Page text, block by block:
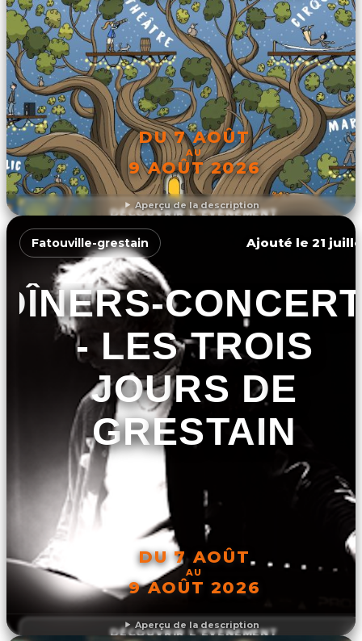
Aperçu de la description
DU 7 AOÛT
AU
9 AOÛT 2026
DÉCOUVRIR L'ÉVÉNEMENT
Aperçu de la description
Fatouville-grestain Ajouté le 21
- LES TROIS
JOURS DE
GRESTAIN
DU 7 AOÛT
AU
9 AOÛT 2026
DÉCOUVRIR L'ÉVÉNEMENT